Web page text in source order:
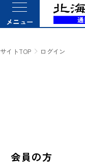
メニュー
サイトTOP ログイン
会員の方